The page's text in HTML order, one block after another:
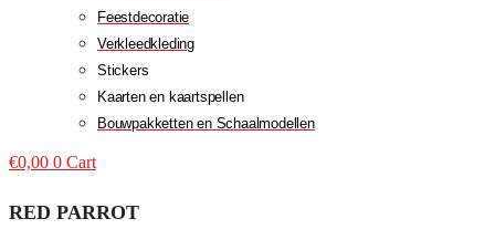
Feestdecoratie
Verkleedkleding
Stickers
Kaarten en kaartspellen
Bouwpakketten en Schaalmodellen
€0,00 0 Cart
RED PARROT